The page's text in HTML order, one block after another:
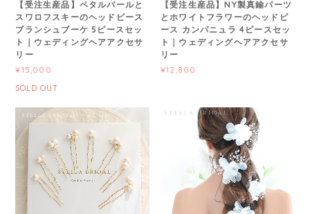
【受注生産品】ペタルパールと
スワロフスキーのヘッドピース
ブランシュブーケ 5ピースセッ
ト｜ウェディングヘアアクセサ
リー
¥15,000
SOLD OUT
【受注生産品】NY製真鍮パーツ
とホワイトフラワーのヘッドピ
ース カンパニュラ 4ピースセッ
ト｜ウェディングヘアアクセサ
リー
¥12,800